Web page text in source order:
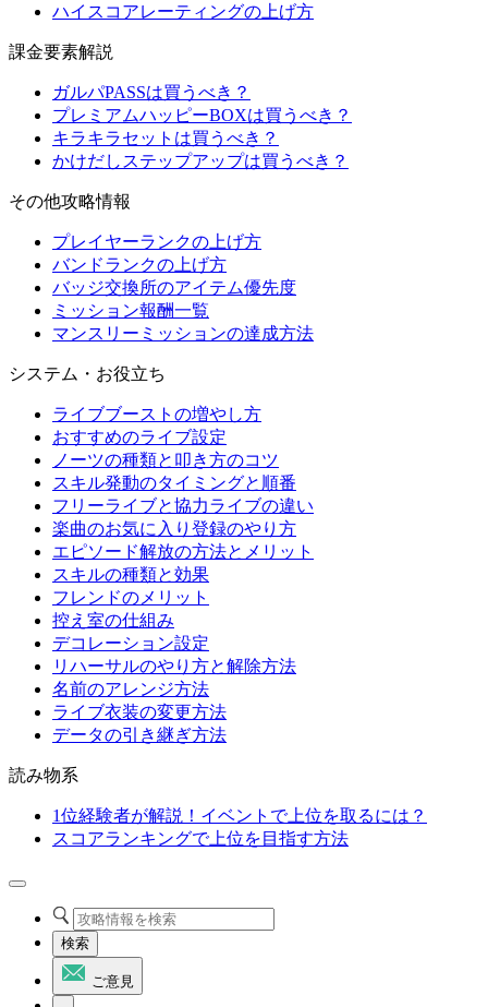
ハイスコアレーティングの上げ方
課金要素解説
ガルパPASSは買うべき？
プレミアムハッピーBOXは買うべき？
キラキラセットは買うべき？
かけだしステップアップは買うべき？
その他攻略情報
プレイヤーランクの上げ方
バンドランクの上げ方
バッジ交換所のアイテム優先度
ミッション報酬一覧
マンスリーミッションの達成方法
システム・お役立ち
ライブブーストの増やし方
おすすめのライブ設定
ノーツの種類と叩き方のコツ
スキル発動のタイミングと順番
フリーライブと協力ライブの違い
楽曲のお気に入り登録のやり方
エピソード解放の方法とメリット
スキルの種類と効果
フレンドのメリット
控え室の仕組み
デコレーション設定
リハーサルのやり方と解除方法
名前のアレンジ方法
ライブ衣装の変更方法
データの引き継ぎ方法
読み物系
1位経験者が解説！イベントで上位を取るには？
スコアランキングで上位を目指す方法
検索
ご意見